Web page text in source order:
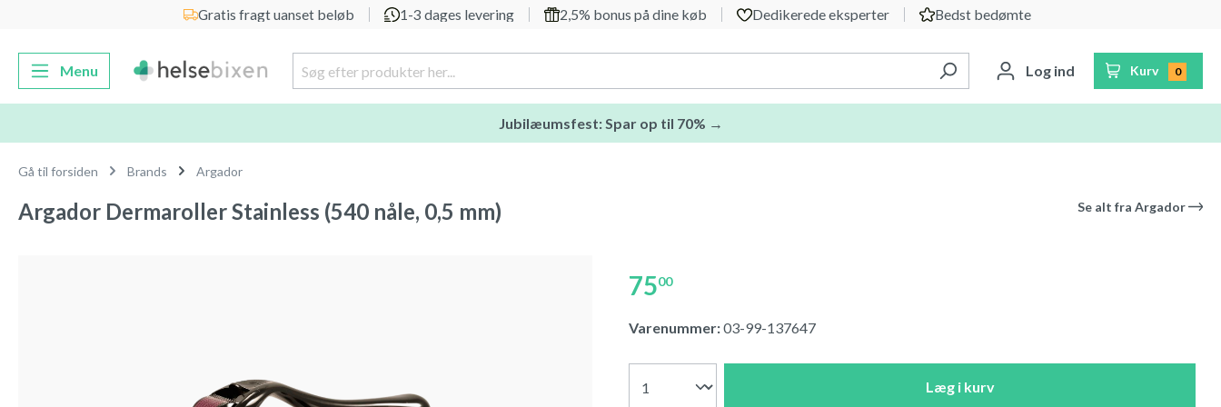
Gå til hovednavigationGratis fragt uanset beløb 1-3 dages levering 2,5% bonus på dine køb Dedikerede eksperter Bedst bedømte
Menu Log ind Kurv 0
Jubilæumsfest: Spar op til 70% →
Gå til forsiden Brands Argador
Argador Dermaroller Stainless (540 nåle, 0,5 mm) Se alt fra Argador
7500
Varenummer:03-99-137647
Læg i kurv